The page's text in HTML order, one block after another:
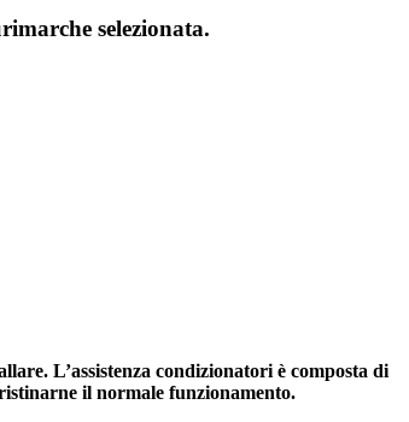
selezionata.
L’assistenza condizionatori è composta di
il normale funzionamento.